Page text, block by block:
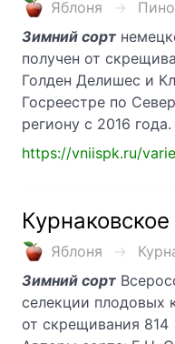
Яблоня
Зимний сорт
получен от
Голден Делишес и
Госреестре по
региону с 2016 года.
https://vniispk.ru/
Курнаковское
Яблоня
Зимний сорт
селекции плодовых
от скрещивания